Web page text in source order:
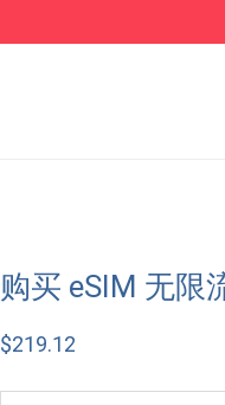
购买 eSIM 无限
$219.12